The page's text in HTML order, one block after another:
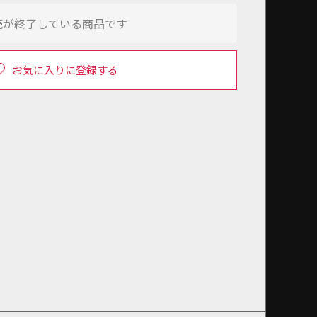
お気に入りに登録する
終了している商品です